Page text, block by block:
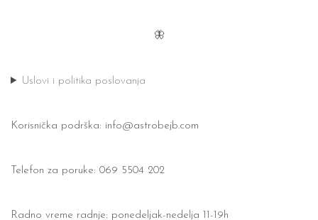
🦋
Uslovi i politika poslovanja
Korisnička podrška: info@astrobejb.com
Telefon za poruke: 069 5504 202
Radno vreme radnje: ponedeljak-nedelja 11-19h